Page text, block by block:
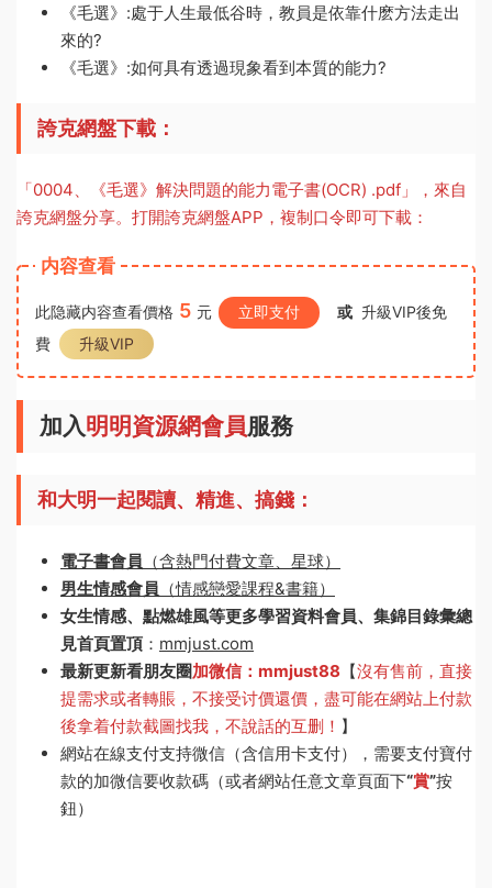
《毛選》:處于人生最低谷時，教員是依靠什麽方法走出
來的?
《毛選》:如何具有透過現象看到本質的能力?
誇克網盤下載：
「0004、《毛選》解決問題的能力電子書(OCR) .pdf」，來自
誇克網盤分享。打開誇克網盤APP，複制口令即可下載：
内容查看
此隐藏内容查看價格 5 元 立即支付 或 升級VIP後免
費
升級VIP
加入明明資源網會員服務
和大明一起閱讀、精進、搞錢：
電子書會員 （含熱門付費文章、星球）
男生情感會員 （情感戀愛課程&書籍）
女生情感、點燃雄風等更多學習資料會員、集錦目錄彙總
見首頁置頂 ： mmjust.com
最新更新看朋友圈加微信：mmjust88 【沒有售前，直接
提需求或者轉賬，不接受讨價還價，盡可能在網站上付款
後拿着付款截圖找我，不說話的互删！ 】
網站在線支付支持微信（含信用卡支付），需要支付寶付
款的加微信要收款碼（或者網站任意文章頁面下“賞”按
鈕）